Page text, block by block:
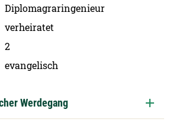
Diplomagraringenieur
verheiratet
2
evangelisch
Werdegang